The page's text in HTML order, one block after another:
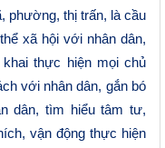
phường, thị trấn, là cầu
xã hội với nhân dân,
thực hiện mọi chủ
với nhân dân, gắn bó
dân, tìm hiểu tâm tư,
vận động thực hiện